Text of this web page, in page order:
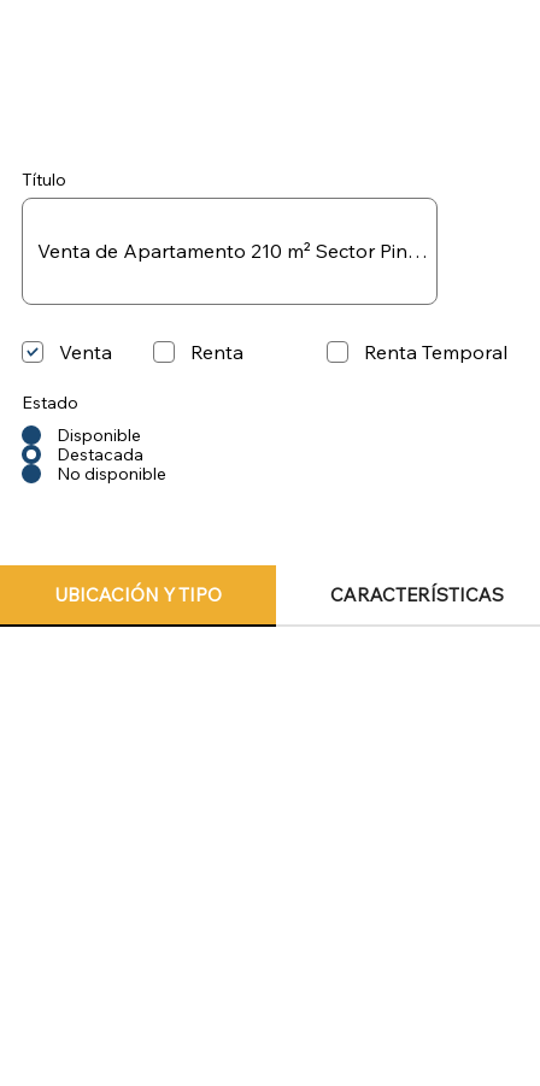
Título
Estado
Disponible
Destacada
No disponible
Renta
Venta Renta Temporal
UBICACIÓN Y TIPO CARACTERÍSTICAS